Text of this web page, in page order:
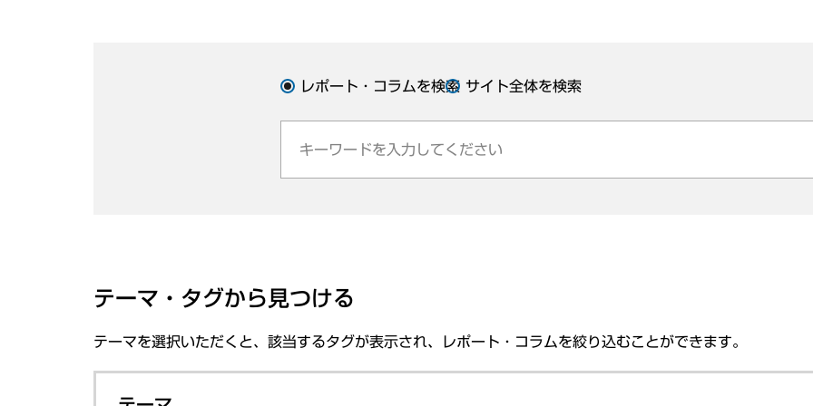
レポート・コラムを検索 サイト全体を検索
テーマ・タグから見つける
テーマを選択いただくと、該当するタグが表示され、レポート・コラムを絞り込むことができます。